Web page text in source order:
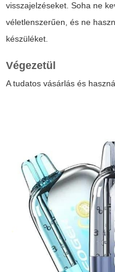
visszajelzéseket. Soha ne
véletlenszerűen, és ne
készüléket.
Végezetül
A tudatos vásárlás és